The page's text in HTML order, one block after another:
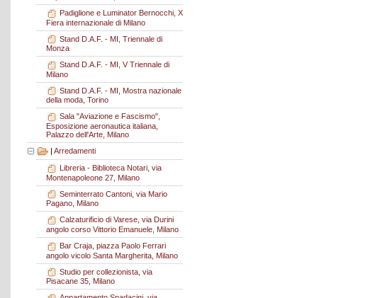
Padiglione e Luminator Bernocchi, X
Fiera internazionale di Milano
Stand D.A.F. - MI, Triennale di
Monza
Stand D.A.F. - MI, V Triennale di
Milano
Stand D.A.F. - MI, Mostra nazionale
della moda, Torino
Sala "Aviazione e Fascismo",
Esposizione aeronautica italiana,
Palazzo dell'Arte, Milano
| Arredamenti
Libreria - Biblioteca Notari, via
Montenapoleone 27, Milano
Seminterrato Cantoni, via Mario
Pagano, Milano
Calzaturificio di Varese, via Durini
angolo corso Vittorio Emanuele, Milano
Bar Craja, piazza Paolo Ferrari
angolo vicolo Santa Margherita, Milano
Studio per collezionista, via
Pisacane 35, Milano